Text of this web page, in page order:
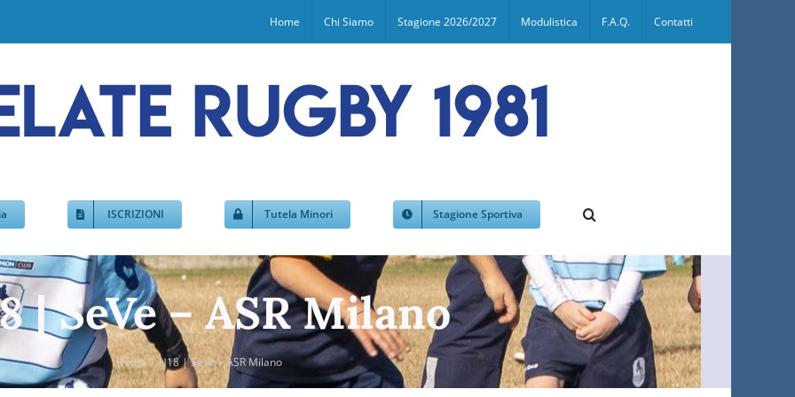
Home Chi Siamo Stagione 2026/2027 Modulistica F.A.Q. Contatti
ISCRIZIONI Tutela Minori Stagione Sportiva
| SeVe – ASR Milano
Home U18 | SeVe – ASR Milano